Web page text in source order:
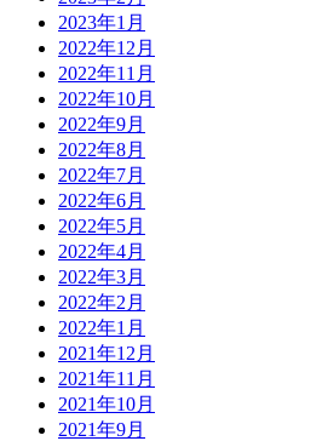
2023年1月
2022年12月
2022年11月
2022年10月
2022年9月
2022年8月
2022年7月
2022年6月
2022年5月
2022年4月
2022年3月
2022年2月
2022年1月
2021年12月
2021年11月
2021年10月
2021年9月